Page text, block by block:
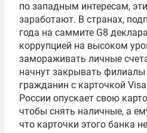
по западным интересам,
заработают. В странах,
года на саммите G8
коррупцией на высоком
замораживать личные
начнут закрывать
гражданин с карточкой
России опускает свою
чтобы снять наличные, а
что карточки этого банка